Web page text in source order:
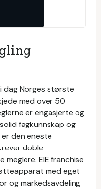
dag Norges største
med over 50
er engasjerte og
fagkunnskap og
er den eneste
doble
EIE franchise
med eget
og markedsavdeling